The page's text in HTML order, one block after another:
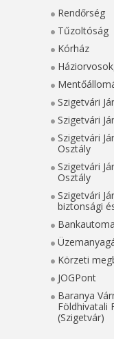
Rendőrség
Tűzoltóság
Kórház
Szigetvári
Szigetvári
Szigetvári
Osztály
Szigetvári
Osztály
Szigetvári
biztonsági
Körzeti
JOGPont
Baranya
Földhivatali
(Szigetvár)